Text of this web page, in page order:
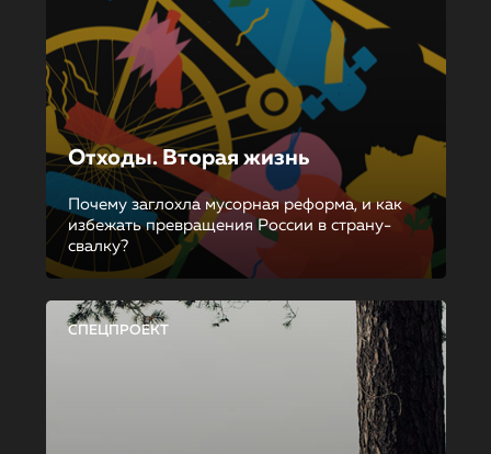
Отходы. Вторая жизнь
Почему заглохла мусорная реформа, и как
избежать превращения России в страну-
свалку?
СПЕЦПРОЕКТ